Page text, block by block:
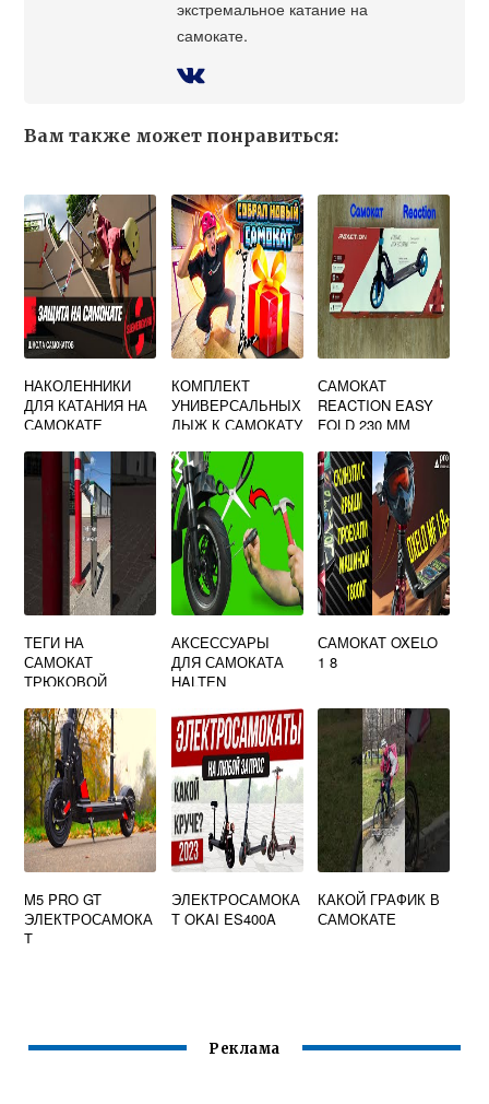
экстремальное катание на
самокате.
Вам также может понравиться:
НАКОЛЕННИКИ
ДЛЯ КАТАНИЯ НА
САМОКАТЕ
КОМПЛЕКТ
УНИВЕРСАЛЬНЫХ
ЛЫЖ К САМОКАТУ
САМОКАТ
REACTION EASY
FOLD 230 ММ
ТЕГИ НА
САМОКАТ
ТРЮКОВОЙ
АКСЕССУАРЫ
ДЛЯ САМОКАТА
HALTEN
САМОКАТ OXELO
1 8
M5 PRO GT
ЭЛЕКТРОСАМОКА
Т
ЭЛЕКТРОСАМОКА
Т OKAI ES400A
КАКОЙ ГРАФИК В
САМОКАТЕ
Реклама